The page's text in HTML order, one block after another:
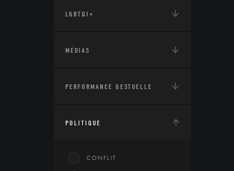
LGBTQI+
MÉDIAS
PERFORMANCE GESTUELLE
POLITIQUE
CONFLIT